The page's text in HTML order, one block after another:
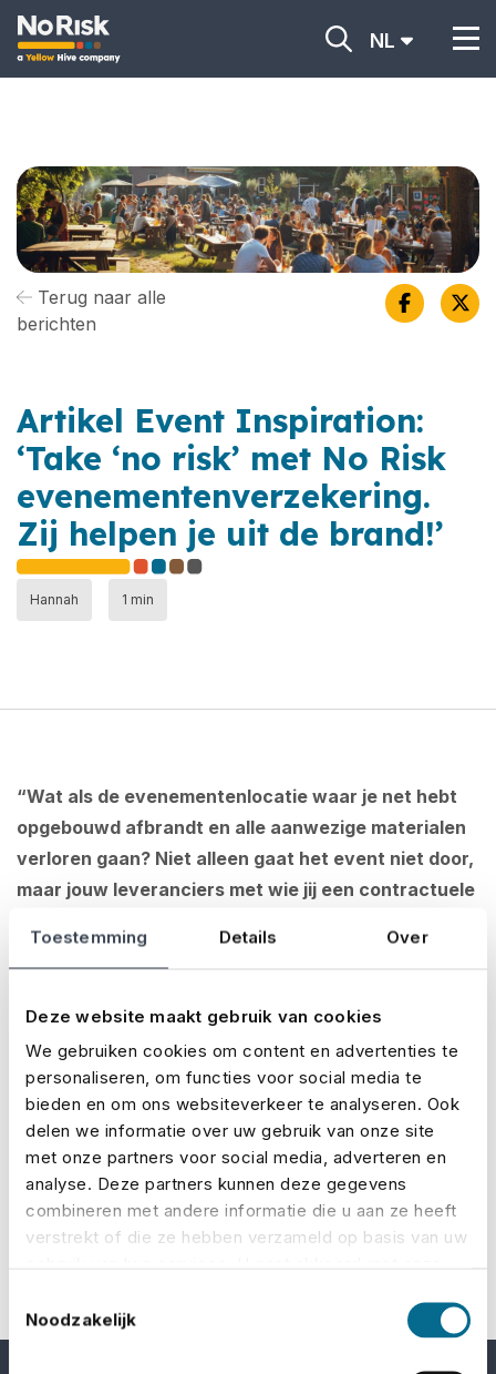
Toestemming Details Over
Deze website maakt gebruik van cookies
We gebruiken cookies om content en advertenties te
personaliseren, om functies voor social media te
bieden en om ons websiteverkeer te analyseren. Ook
delen we informatie over uw gebruik van onze site
met onze partners voor social media, adverteren en
analyse. Deze partners kunnen deze gegevens
combineren met andere informatie die u aan ze heeft
verstrekt of die ze hebben verzameld op basis van uw
Noodzakelijk
NL
Terug naar alle
berichten
Artikel Event Inspiration:
‘Take ‘no risk’ met No Risk
evenementenverzekering.
Zij helpen je uit de brand!’
Hannah 1 min
“Wat als de evenementenlocatie waar je net hebt
opgebouwd afbrandt en alle aanwezige materialen
verloren gaan? Niet alleen gaat het event niet door,
maar jouw leveranciers met wie jij een contractuele
vergoed zien. Dat betekent ‘de nieuwprijs’, niet ‘de
bent (als je dat al bent). Maar heb je wel goed
nagedacht over het te verzekeren bedrag?”
Deze en meer van dit soort vragen worden
beantwoord in het interessante artikel dat Event
Inspiration heeft geschreven over No Risk.
Lees het hele artikel hier.